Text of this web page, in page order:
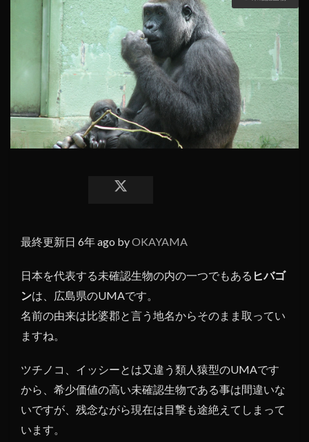
最終更新日 6年 ago byOKAYAMA
日本を代表する未確認生物の内の一つでもある ヒバゴ
ンは、広島県のUMAです。
名前の由来は比婆郡と言う地名からそのまま取ってい
ますね。
ツチノコ、イッシーとは又違う類人猿型のUMAです
から、希少価値の高い未確認生物である事は間違いな
いですが、残念ながら現在は目撃も途絶えてしまって
います。